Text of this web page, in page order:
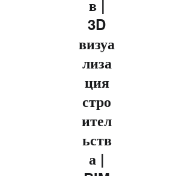
в |
3D
визуа
лиза
ция
стро
ител
ьств
а |